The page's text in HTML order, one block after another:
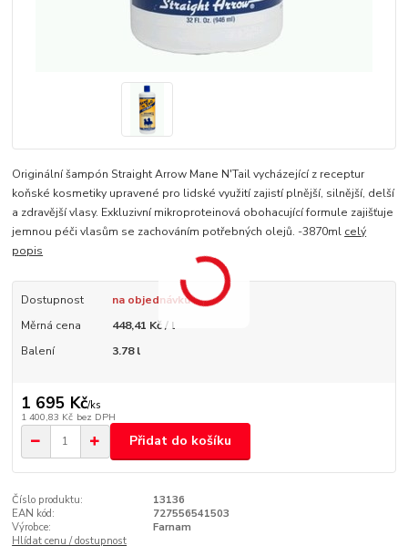
Originální šampón Straight Arrow Mane N'Tail vycházející z receptur
koňské kosmetiky upravené pro lidské využití zajistí plnější, silnější, delší
a zdravější vlasy. Exkluzivní mikroproteinová obohacující formule zajišťuje
jemnou péči vlasům se zachováním potřebných olejů. -3870ml celý
popis
Dostupnost
na objednávku
Měrná cena
448,41 Kč / l
Balení
3.78 l
1 695 Kč/ks
1 400,83 Kč bez DPH
Přidat do košíku
Číslo produktu:
13136
EAN kód:
727556541503
Výrobce:
Farnam
Hlídat cenu / dostupnost